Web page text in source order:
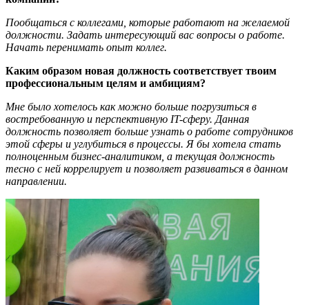
Пообщаться с коллегами, которые работают на желаемой
должности. Задать интересующий вас вопросы о работе.
Начать перенимать опыт коллег.
Каким образом новая должность соответствует твоим
профессиональным целям и амбициям?
Мне было хотелось как можно больше погрузиться в
востребованную и перспективную IT-сферу. Данная
должность позволяет больше узнать о работе сотрудников
этой сферы и углубиться в процессы. Я бы хотела стать
полноценным бизнес-аналитиком, а текущая должность
тесно с ней коррелирует и позволяет развиваться в данном
направлении.